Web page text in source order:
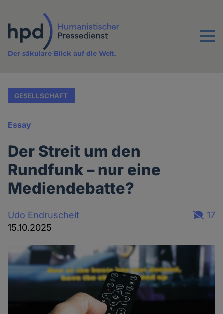
Inhalt
Menu
Der säkulare Blick auf die Welt.
GESELLSCHAFT
Essay
Der Streit um den
Rundfunk – nur eine
Mediendebatte?
Udo Endruscheit
15.10.2025
17